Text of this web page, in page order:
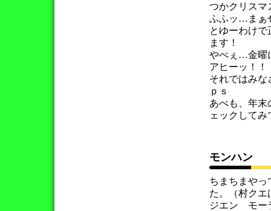
つかクリスマ
ふふッ…まぁ
とゆーわけ
ます！
やべぇ…金曜
アヒーッ！！
それではみな
ｐｓ
あべも、年末
ェックして
モンハン
ちまちまやっ
た。（村クエ
ジエン モー